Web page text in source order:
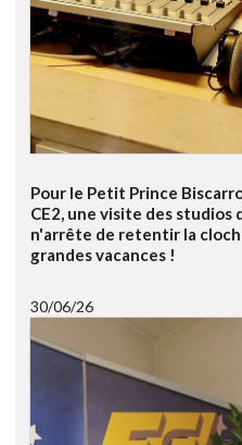
Pour le Petit Prince
CE2, une visite des studios
n'arrête de retentir la
grandes vacances !
30/06/26